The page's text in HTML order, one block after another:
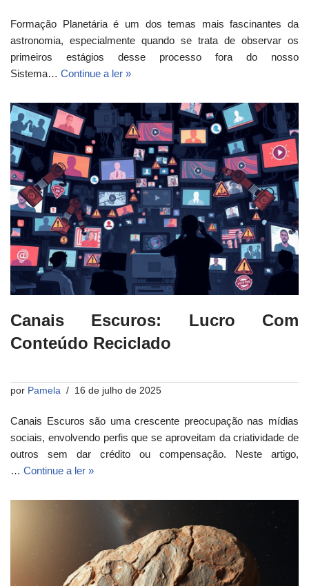
Formação Planetária é um dos temas mais fascinantes da
astronomia, especialmente quando se trata de observar os
primeiros estágios desse processo fora do nosso
Sistema… Continue a ler »
Canais Escuros: Lucro Com
Conteúdo Reciclado
por Pamela 16 de julho de 2025
Canais Escuros são uma crescente preocupação nas mídias
sociais, envolvendo perfis que se aproveitam da criatividade de
outros sem dar crédito ou compensação. Neste artigo,
… Continue a ler »